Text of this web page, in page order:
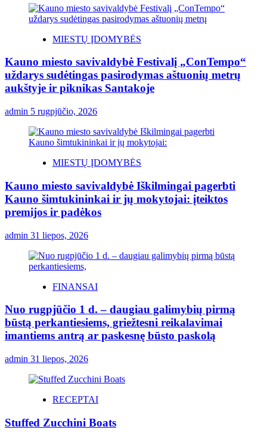
MIESTŲ ĮDOMYBĖS
Kauno miesto savivaldybė Festivalį „ConTempo“
uždarys sudėtingas pasirodymas aštuonių metrų
aukštyje ir piknikas Santakoje
admin 5 rugpjūčio, 2026
MIESTŲ ĮDOMYBĖS
Kauno miesto savivaldybė Iškilmingai pagerbti
Kauno šimtukininkai ir jų mokytojai: įteiktos
premijos ir padėkos
admin 31 liepos, 2026
FINANSAI
Nuo rugpjūčio 1 d. – daugiau galimybių pirmą
būstą perkantiesiems, griežtesni reikalavimai
imantiems antrą ar paskesnę būsto paskolą
admin 31 liepos, 2026
RECEPTAI
Stuffed Zucchini Boats